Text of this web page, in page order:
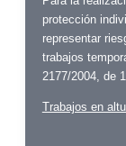
protección
representar
trabajos
2177/2004, de
Trabajos en